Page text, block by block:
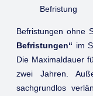
Befristung
Befristungen ohne
Befristungen“ im
Die Maximaldauer
zwei Jahren.
sachgrundlos